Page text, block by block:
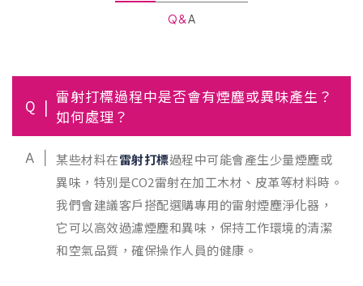
Q&A
Q
雷射打標過程中是否會有煙塵或異味產生？
如何處理？
A 某些材料在雷射打標過程中可能會產生少量煙塵或
異味，特別是CO2雷射在加工木材、皮革等材料時。
我們會建議客戶搭配選購專用的雷射煙塵淨化器，
它可以高效過濾煙塵和異味，保持工作環境的清潔
和空氣品質，確保操作人員的健康。